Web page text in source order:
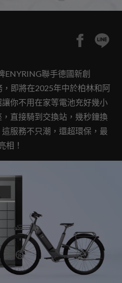
ENYRING聯手德國新創
即將在2025年中於柏林和阿
你不用在家等電池充好幾小
直接騎到交換站，幾秒鐘換
服務不只潮，還超環保，最
相！